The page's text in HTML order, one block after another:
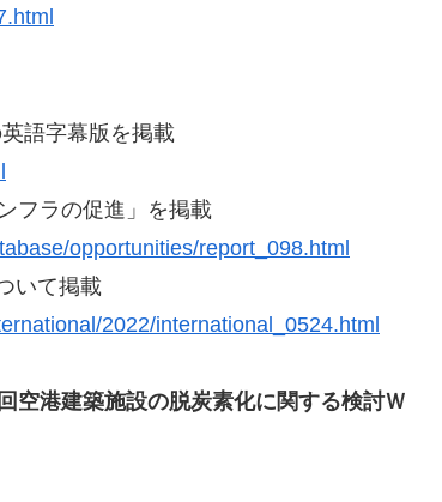
語字幕版を掲載
フラの促進」を掲載
opportunities/report_098.html
いて掲載
2022/international_0524.html
空港建築施設の脱炭素化に関する検討Ｗ